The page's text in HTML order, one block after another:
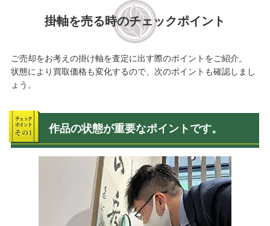
掛軸を売る時のチェックポイント
ご売却をお考えの掛け軸を査定に出す際のポイントをご紹介。
状態により買取価格も変化するので、次のポイントも確認しまし
ょう。
作品の状態が重要なポイントです。